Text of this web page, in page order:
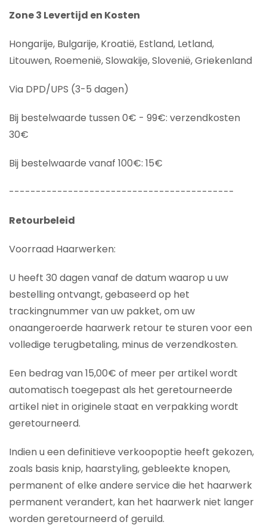
Zone 3 Levertijd en Kosten
Hongarije, Bulgarije, Kroatië, Estland, Letland,
Litouwen, Roemenië, Slowakije, Slovenië, Griekenland
Via DPD/UPS (3-5 dagen)
Bij bestelwaarde tussen 0€ - 99€: verzendkosten
30€
Bij bestelwaarde vanaf 100€: 15€
------------------------------------------
Retourbeleid
Voorraad Haarwerken:
U heeft 30 dagen vanaf de datum waarop u uw
bestelling ontvangt, gebaseerd op het
trackingnummer van uw pakket, om uw
onaangeroerde haarwerk retour te sturen voor een
volledige terugbetaling, minus de verzendkosten.
Een bedrag van 15,00€ of meer per artikel wordt
automatisch toegepast als het geretourneerde
artikel niet in originele staat en verpakking wordt
geretourneerd.
Indien u een definitieve verkoopoptie heeft gekozen,
zoals basis knip, haarstyling, gebleekte knopen,
permanent of elke andere service die het haarwerk
permanent verandert, kan het haarwerk niet langer
worden geretourneerd of geruild.